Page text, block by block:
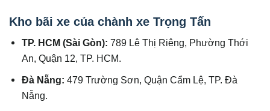
Kho bãi xe của chành xe Trọng Tấn
TP. HCM (Sài Gòn): 789 Lê Thị Riêng, Phường Thới
An, Quận 12, TP. HCM.
Đà Nẵng:479 Trường Sơn, Quận Cẩm Lệ, TP. Đà
Nẵng.